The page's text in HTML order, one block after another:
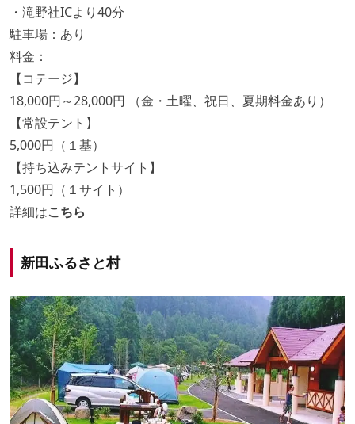
・滝野社ICより40分
駐車場：あり
料金：
【コテージ】
18,000円～28,000円 （金・土曜、祝日、夏期料金あり）
【常設テント】
5,000円（１基）
【持ち込みテントサイト】
1,500円（１サイト）
詳細はこちら
新田ふるさと村